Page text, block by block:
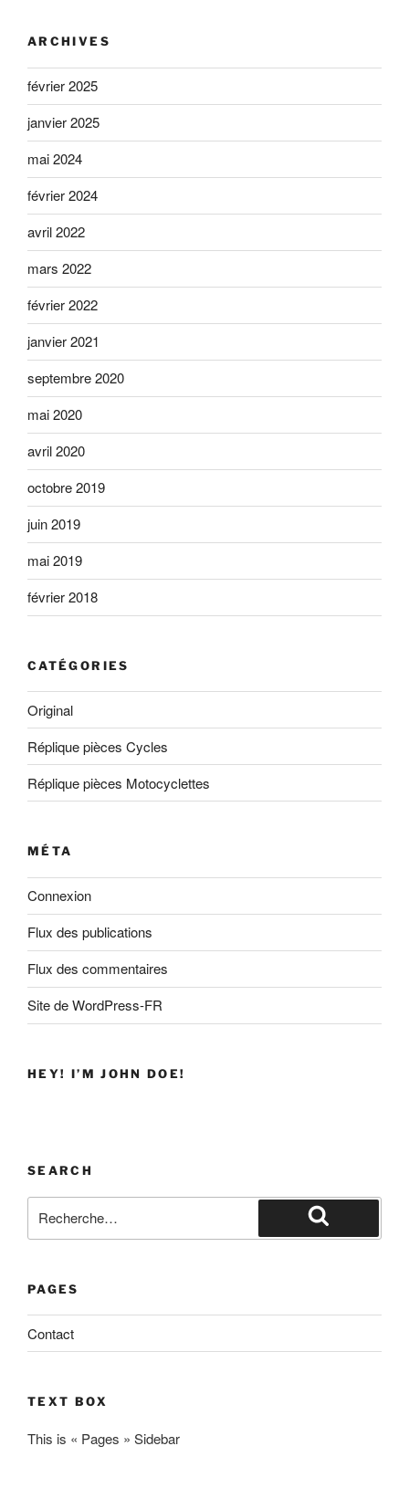
ARCHIVES
février 2025
janvier 2025
mai 2024
février 2024
avril 2022
mars 2022
février 2022
janvier 2021
septembre 2020
mai 2020
avril 2020
octobre 2019
juin 2019
mai 2019
février 2018
CATÉGORIES
Original
Réplique pièces Cycles
Réplique pièces Motocyclettes
MÉTA
Connexion
Flux des publications
Flux des commentaires
Site de WordPress-FR
HEY! I’M JOHN DOE!
SEARCH
PAGES
Contact
TEXT BOX
This is « Pages » Sidebar